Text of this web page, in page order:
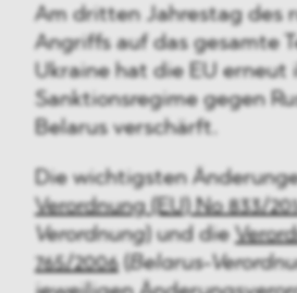
Am dritten Jahrestag des
Angriffs auf das gesamte
Ukraine hat die EU erneut
Sanktionsregime gegen
Belarus verschärft.
Die wichtigsten
Verordnung (EU) No 833/
Verordnung ) und die
765/2006( Belarus-